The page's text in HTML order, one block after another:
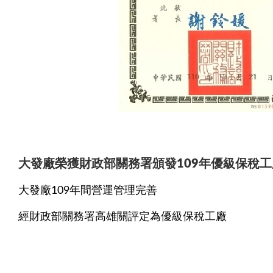
大發廠榮獲財政部關務署頒發109年優級保稅
大發廠109年間營運管理完善
經財政部關務署高雄關評定為優級保稅工廠